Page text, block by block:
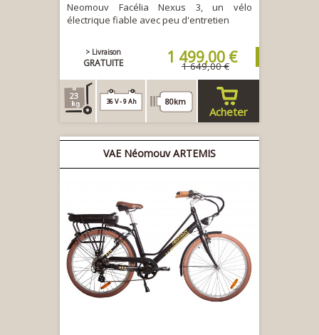
Neomouv Facélia Nexus 3, un vélo
électrique fiable avec peu d'entretien
> Livraison
GRATUITE 1 499,00 €
1 649,00 €
23
36 V - 9 Ah 80km
Acheter
VAE Néomouv ARTEMIS